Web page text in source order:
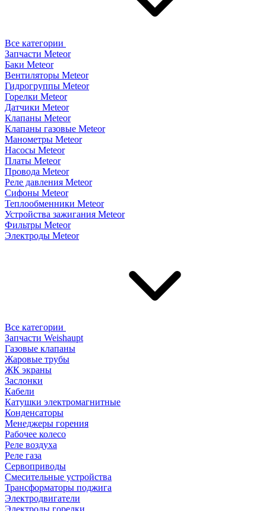
Все категории
Запчасти Meteor
Баки Meteor
Вентиляторы Meteor
Гидрогруппы Meteor
Горелки Meteor
Датчики Meteor
Клапаны Meteor
Клапаны газовые Meteor
Манометры Meteor
Насосы Meteor
Платы Meteor
Провода Meteor
Реле давления Meteor
Сифоны Meteor
Теплообменники Meteor
Устройства зажигания Meteor
Фильтры Meteor
Электроды Meteor
Все категории
Запчасти Weishaupt
Газовые клапаны
Жаровые трубы
ЖК экраны
Заслонки
Кабели
Катушки электромагнитные
Конденсаторы
Менеджеры горения
Рабочее колесо
Реле воздухa
Реле газа
Сервоприводы
Смесительные устройства
Трансформаторы поджига
Электродвигатели